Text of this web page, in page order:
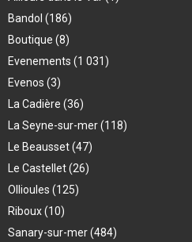
Bandol (186)
Boutique (8)
Evenements (1 031)
Evenos (3)
La Cadière (36)
La Seyne-sur-mer(118)
Le Beausset(47)
Le Castellet(26)
Ollioules (125)
Riboux(10)
Sanary-sur-mer(484)